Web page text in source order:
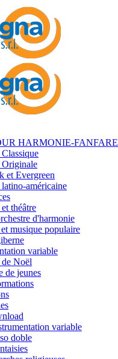
HARMONIE-FANFARE
et Evergreen
américaine
théâtre
d'harmonie
musique populaire
variable
Noël
de jeunes
variable
doble